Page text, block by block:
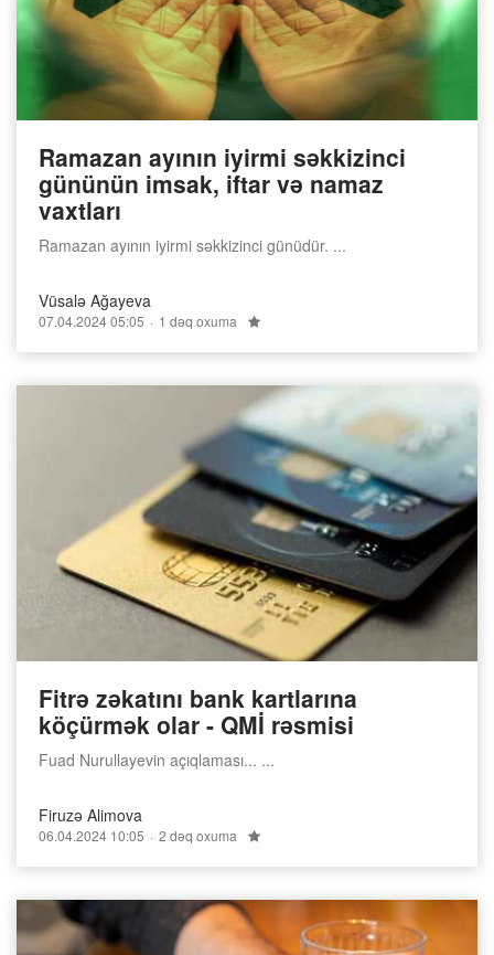
Ramazan ayının iyirmi səkkizinci
gününün imsak, iftar və namaz
vaxtları
Ramazan ayının iyirmi səkkizinci günüdür. ...
Vüsalə Ağayeva
07.04.2024 05:05 1 dəq oxuma
Fitrə zəkatını bank kartlarına
köçürmək olar - QMİ rəsmisi
Fuad Nurullayevin açıqlaması... ...
Firuzə Alimova
06.04.2024 10:05 2 dəq oxuma